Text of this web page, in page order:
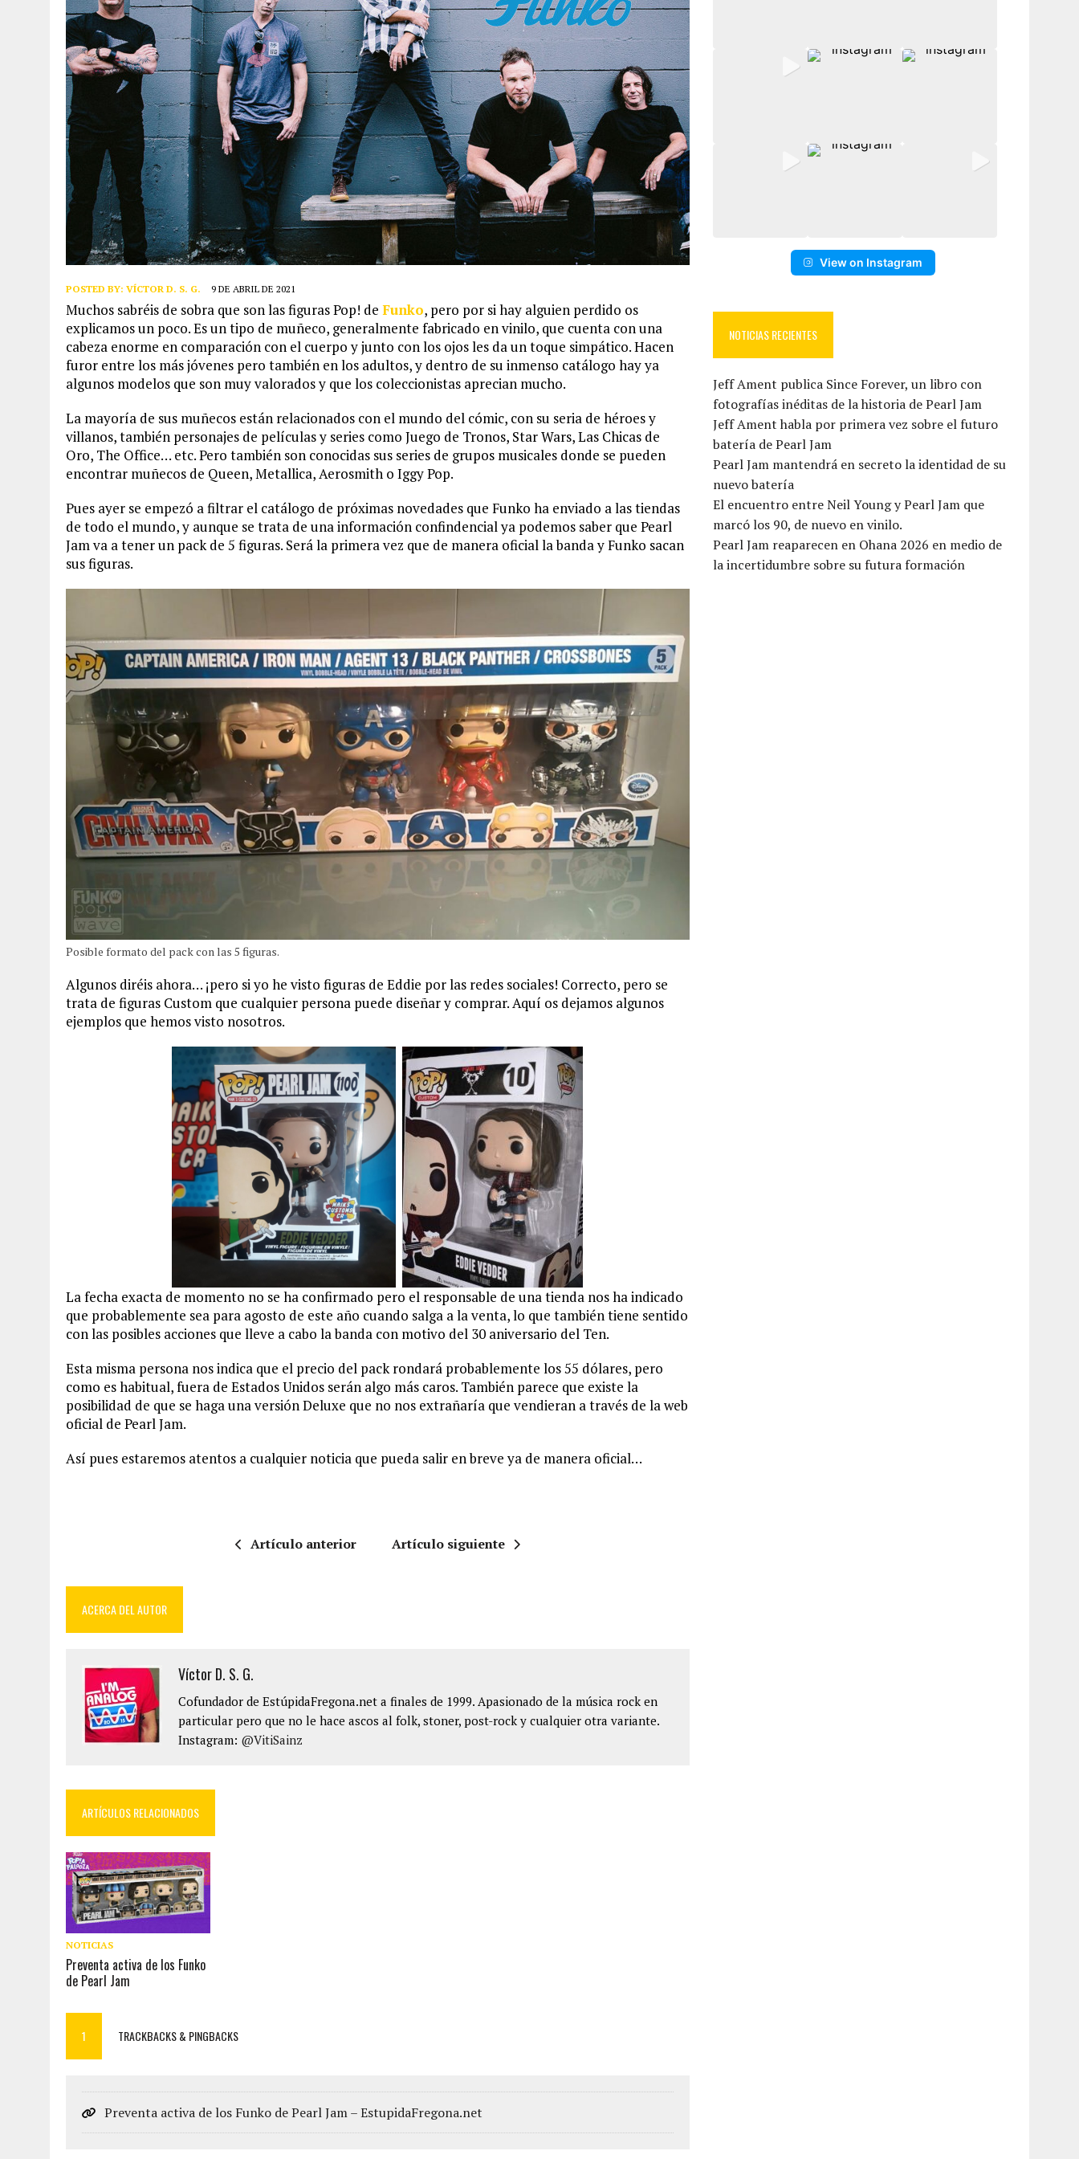
POSTED BY: VÍCTOR D. S. G. 9 DE ABRIL DE 2021
Muchos sabréis de sobra que son las figuras Pop! de Funko, pero por si hay alguien perdido os
explicamos un poco. Es un tipo de muñeco, generalmente fabricado en vinilo, que cuenta con una
cabeza enorme en comparación con el cuerpo y junto con los ojos les da un toque simpático. Hacen
furor entre los más jóvenes pero también en los adultos, y dentro de su inmenso catálogo hay ya
algunos modelos que son muy valorados y que los coleccionistas aprecian mucho.
La mayoría de sus muñecos están relacionados con el mundo del cómic, con su seria de héroes y
villanos, también personajes de películas y series como Juego de Tronos, Star Wars, Las Chicas de
Oro, The Office… etc. Pero también son conocidas sus series de grupos musicales donde se pueden
encontrar muñecos de Queen, Metallica, Aerosmith o Iggy Pop.
Pues ayer se empezó a filtrar el catálogo de próximas novedades que Funko ha enviado a las tiendas
de todo el mundo, y aunque se trata de una información confindencial ya podemos saber que Pearl
Jam va a tener un pack de 5 figuras. Será la primera vez que de manera oficial la banda y Funko sacan
sus figuras.
Posible formato del pack con las 5 figuras.
Algunos diréis ahora… ¡pero si yo he visto figuras de Eddie por las redes sociales! Correcto, pero se
trata de figuras Custom que cualquier persona puede diseñar y comprar. Aquí os dejamos algunos
ejemplos que hemos visto nosotros.
La fecha exacta de momento no se ha confirmado pero el responsable de una tienda nos ha indicado
que probablemente sea para agosto de este año cuando salga a la venta, lo que también tiene sentido
con las posibles acciones que lleve a cabo la banda con motivo del 30 aniversario del Ten.
Esta misma persona nos indica que el precio del pack rondará probablemente los 55 dólares, pero
como es habitual, fuera de Estados Unidos serán algo más caros. También parece que existe la
posibilidad de que se haga una versión Deluxe que no nos extrañaría que vendieran a través de la web
oficial de Pearl Jam.
Así pues estaremos atentos a cualquier noticia que pueda salir en breve ya de manera oficial…
Artículo anterior Artículo siguiente
ACERCA DEL AUTOR
Víctor D. S. G.
Cofundador de EstúpidaFregona.net a finales de 1999. Apasionado de la música rock en
particular pero que no le hace ascos al folk, stoner, post-rock y cualquier otra variante.
Instagram: @VitiSainz
ARTÍCULOS RELACIONADOS
NOTICIAS
Preventa activa de los Funko
de Pearl Jam
1 TRACKBACKS & PINGBACKS
Preventa activa de los Funko de Pearl Jam – EstupidaFregona.net
View on Instagram
NOTICIAS RECIENTES
Jeff Ament publica Since Forever, un libro con
fotografías inéditas de la historia de Pearl Jam
Jeff Ament habla por primera vez sobre el futuro
batería de Pearl Jam
Pearl Jam mantendrá en secreto la identidad de su
nuevo batería
El encuentro entre Neil Young y Pearl Jam que
marcó los 90, de nuevo en vinilo.
Pearl Jam reaparecen en Ohana 2026 en medio de
la incertidumbre sobre su futura formación